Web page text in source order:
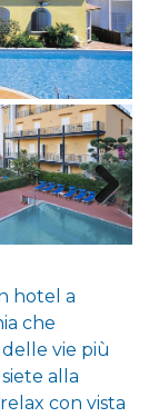
hotel a
che
vie più
alla
con vista